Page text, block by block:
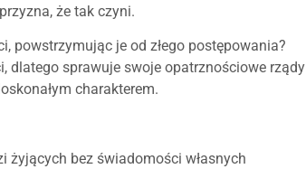
że tak czyni.
powstrzymując je od złego postępowania?
dlatego sprawuje swoje opatrznościowe rządy
charakterem.
żyjących bez świadomości własnych